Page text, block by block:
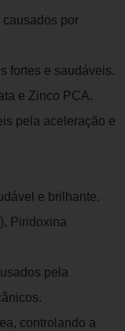
por
fortes e saudáveis.
e Zinco PCA.
pela aceleração e
e brilhante.
Piridoxina
pela
controlando a